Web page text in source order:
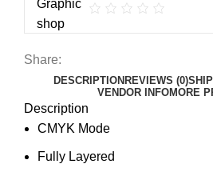
Share:
DESCRIPTIONREVIEWS (0)
VENDOR INFOMORE
Description
CMYK Mode
Fully Layered